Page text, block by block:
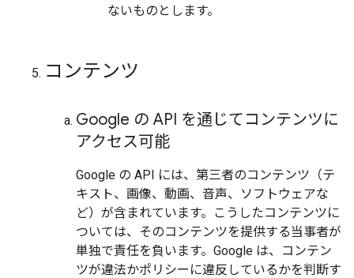
ないものとします。
コンテンツ
Google の API を通じてコンテンツに
アクセス可能
Google の API には、第三者のコンテンツ（テ
キスト、画像、動画、音声、ソフトウェアな
ど）が含まれています。こうしたコンテンツに
ついては、そのコンテンツを提供する当事者が
単独で責任を負います。Google は、コンテン
ツが違法かポリシーに違反しているかを判断す